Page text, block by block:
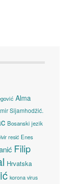
Alma
Sijamhodžić.
Bosanski jezik
resić Enes
Filip
Hrvatska
korona virus